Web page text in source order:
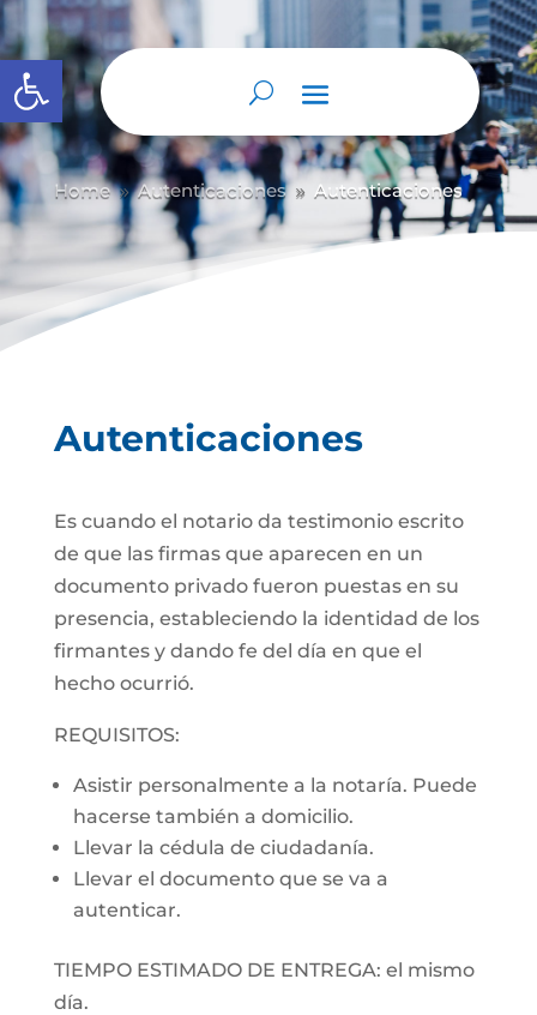
Abrir barra de herramientas
Home 9 Autenticaciones 9 Autenticaciones
Autenticaciones
Es cuando el notario da testimonio escrito
de que las firmas que aparecen en un
documento privado fueron puestas en su
presencia, estableciendo la identidad de los
firmantes y dando fe del día en que el
hecho ocurrió.
REQUISITOS:
Asistir personalmente a la notaría. Puede
hacerse también a domicilio.
Llevar la cédula de ciudadanía.
Llevar el documento que se va a
autenticar.
TIEMPO ESTIMADO DE ENTREGA: el mismo
día.